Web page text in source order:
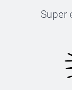
Super